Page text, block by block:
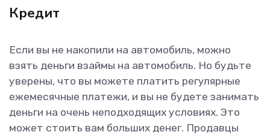
Кредит
Если вы не накопили на автомобиль, можно
взять деньги взаймы на автомобиль. Но будьте
уверены, что вы можете платить регулярные
ежемесячные платежи, и вы не будете занимать
деньги на очень неподходящих условиях. Это
может стоить вам больших денег. Продавцы